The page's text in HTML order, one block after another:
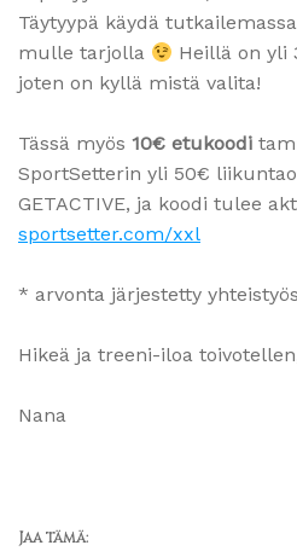
Täytyypä käydä
mulle tarjolla
Heillä on yli
joten on kyllä mistä valita!
Tässä myös 10€ etukoodi
SportSetterin yli 50€
GETACTIVE, ja koodi tulee
sportsetter.com/xxl
* arvonta järjestetty
Hikeä ja treeni-iloa
Nana
Jaa tämä: